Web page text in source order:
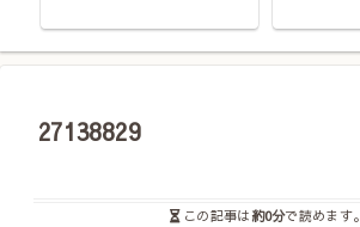
27138829
この記事は約0分で読めます。